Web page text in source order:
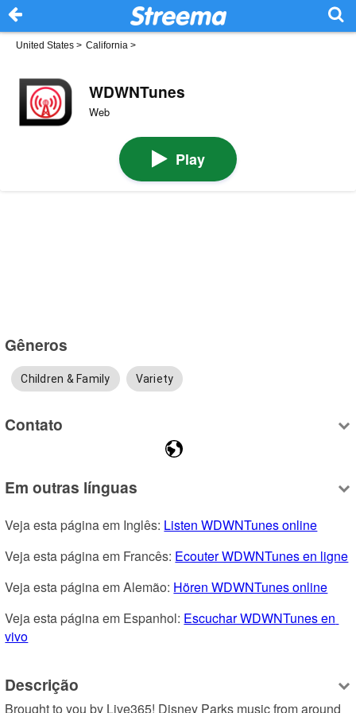
United States > California >
WDWNTunes
Web
Play
Gêneros
Children & Family Variety
Contato
Em outras línguas
Veja esta página em Inglês: Listen WDWNTunes online
Veja esta página em Francês: Ecouter WDWNTunes en ligne
Veja esta página em Alemão: Hören WDWNTunes online
Veja esta página em Espanhol: Escuchar WDWNTunes en
vivo
Descrição
Brought to you by Live365! Disney Parks music from around